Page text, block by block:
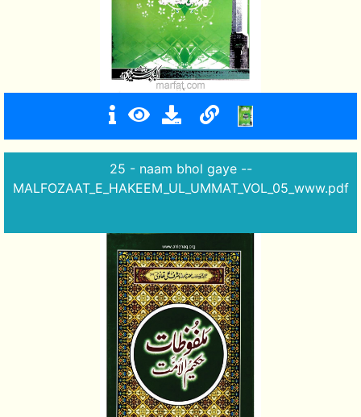
25 - naam bhol gaye --
MALFOZAAT_E_HAKEEM_UL_UMMAT_VOL_05_www.pdf